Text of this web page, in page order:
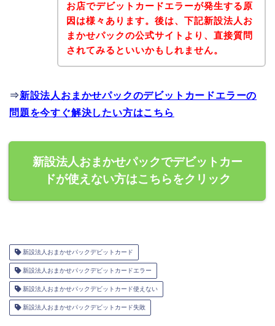
お店でデビットカードエラーが発生する原
因は様々あります。後は、下記新設法人お
まかせパックの公式サイトより、直接質問
されてみるといいかもしれません。
⇒新設法人おまかせパックのデビットカードエラーの
問題を今すぐ解決したい方はこちら
新設法人おまかせパックでデビットカー
ドが使えない方はこちらをクリック
新設法人おまかせパックデビットカード
新設法人おまかせパックデビットカードエラー
新設法人おまかせパックデビットカード使えない
新設法人おまかせパックデビットカード失敗